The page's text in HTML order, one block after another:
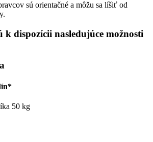
sú orientačné a môžu sa líšiť od
k dispozícii nasledujúce možnosti
50 kg